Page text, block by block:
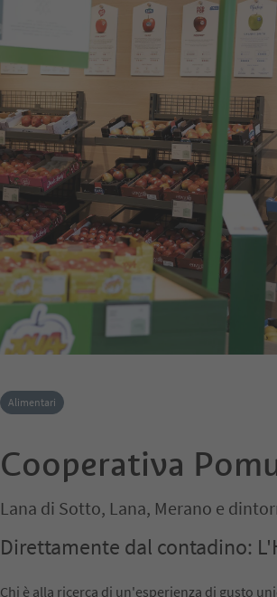
Alimentari
Cooperativa
Lana di Sotto, Lana, Merano e
Direttamente dal contadino:
Chi è alla ricerca di un'esperienza di gusto